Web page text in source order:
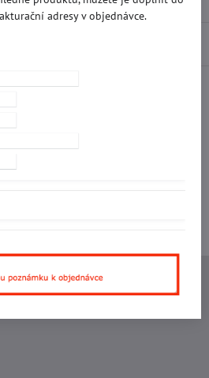
s objednávkou?
- IVL
adresy v objednávce.